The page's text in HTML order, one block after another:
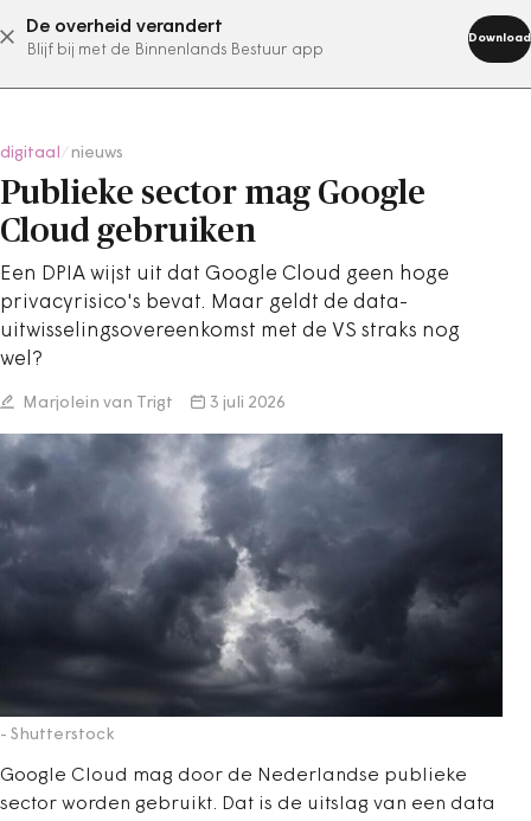
De overheid verandert
Blijf bij met de Binnenlands Bestuur app
Download
abonneer nu
digitaal nieuws
Publieke sector mag Google
Cloud gebruiken
Een DPIA wijst uit dat Google Cloud geen hoge
privacyrisico's bevat. Maar geldt de data-
uitwisselingsovereenkomst met de VS straks nog
wel?
Marjolein van Trigt 3 juli 2026
- Shutterstock
Google Cloud mag door de Nederlandse publieke
sector worden gebruikt. Dat is de uitslag van een data